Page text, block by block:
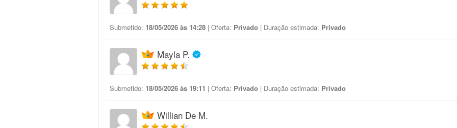
Submetido: 18/05/2026 às 14:28 | Oferta: Privado | Duração estimada: Privado
Mayla P.
Submetido: 18/05/2026 às 19:11 | Oferta: Privado | Duração estimada: Privado
Willian De M.